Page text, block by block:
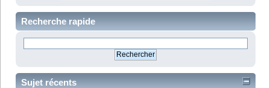
Recherche rapide
Sujet récents